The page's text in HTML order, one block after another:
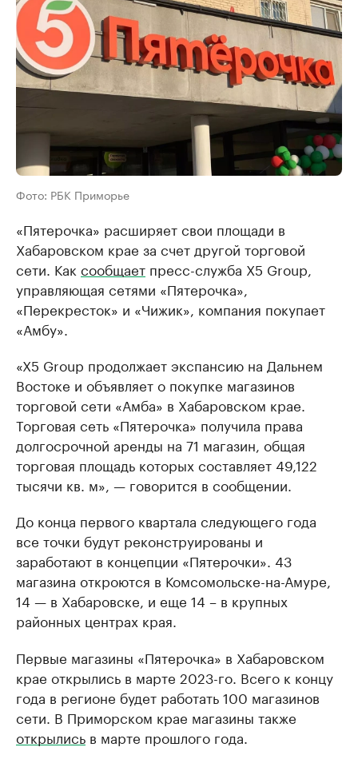
Фото: РБК Приморье
«Пятерочка» расширяет свои площади в
Хабаровском крае за счет другой торговой
сети. Как сообщает пресс-служба X5 Group,
управляющая сетями «Пятерочка»,
«Перекресток» и «Чижик», компания покупает
«Амбу».
«X5 Group продолжает экспансию на Дальнем
Востоке и объявляет о покупке магазинов
торговой сети «Амба» в Хабаровском крае.
Торговая сеть «Пятерочка» получила права
долгосрочной аренды на 71 магазин, общая
торговая площадь которых составляет 49,122
тысячи кв. м», — говорится в сообщении.
До конца первого квартала следующего года
все точки будут реконструированы и
заработают в концепции «Пятерочки». 43
магазина откроются в Комсомольске-на-Амуре,
14 — в Хабаровске, и еще 14 – в крупных
районных центрах края.
Первые магазины «Пятерочка» в Хабаровском
крае открылись в марте 2023-го. Всего к концу
года в регионе будет работать 100 магазинов
сети. В Приморском крае магазины также
открылись в марте прошлого года.